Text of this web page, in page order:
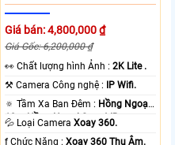
Giá bán: 4,800,000 ₫
Giá Gốc: 6,200,000 ₫
️👀 Chất lượng hình Ảnh :2K Lite .
⚒ Camera Công nghệ : IP Wifi.
🔅 Tầm Xa Ban Đêm : Hồng Ngoại
10m Hồng Ngoại Smart IR.
💦 Loại CameraXoay 360.
️ƒ Chức Năng :Xoay 360 Thu Âm.